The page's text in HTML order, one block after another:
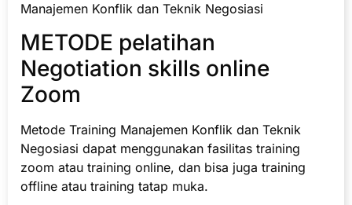
Manajemen Konflik dan Teknik Negosiasi
METODE pelatihan
Negotiation skills online
Zoom
Metode Training Manajemen Konflik dan Teknik
Negosiasi dapat menggunakan fasilitas training
zoom atau training online, dan bisa juga training
offline atau training tatap muka.